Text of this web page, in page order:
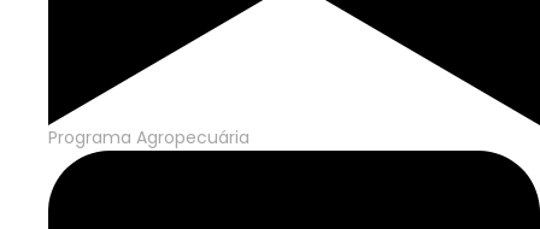
Programa Agropecuária